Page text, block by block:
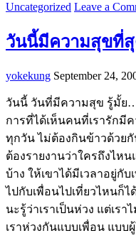
Uncategorized Leave a
วันนี้มีความสุขที่สุ
yokekung September 24,
วันนี้ วันที่มีความสุข รู้มั้ย
การที่ได้เห็นคนที่เรารักมี
ทุกวัน ไม่ต้องกินข้าวด้วย
ต้องรายงานว่าใครถึงไหน
บ้าง ให้เขาได้มีเวลาอยู่กับ
ไปกับเพื่อนไปเที่ยวไหนก็ไ
นะรู้ว่าเราเป็นห่วง แต่เร
เราห่วงกันแบบเพื่อน แบบ